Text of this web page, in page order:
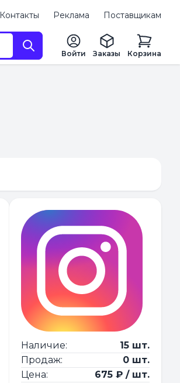
Контакты Реклама Поставщикам
Войти Заказы Корзина
Наличие:
15 шт.
Продаж:
0 шт.
Цена:
675 ₽ / шт.